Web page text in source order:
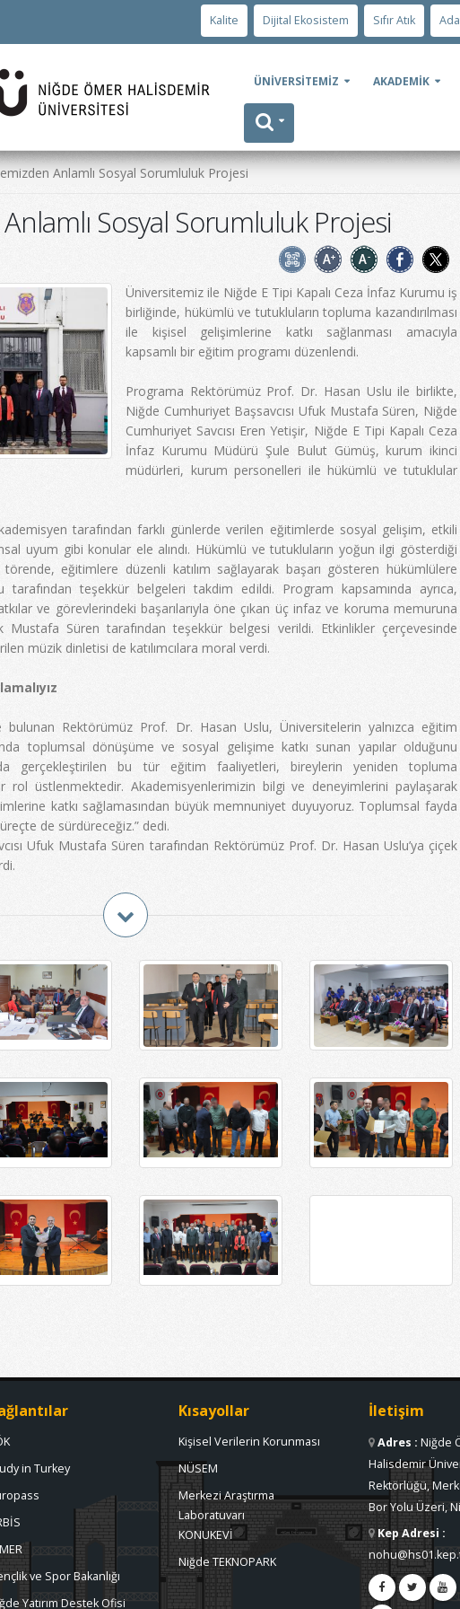
Kalite Dijital Ekosistem Sıfır Atık
ÜNİVERSİTEMİZ AKADEMİK
Anlamlı Sosyal Sorumluluk Projesi
Sosyal Sorumluluk Projesi
Üniversitemiz ile Niğde E Tipi Kapalı Ceza İnfaz Kurumu iş
birliğinde, hükümlü ve tutukluların topluma kazandırılması
ile kişisel gelişimlerine katkı sağlanması amacıyla
kapsamlı bir eğitim programı düzenlendi.
Programa Rektörümüz Prof. Dr. Hasan Uslu ile birlikte,
Niğde Cumhuriyet Başsavcısı Ufuk Mustafa Süren, Niğde
Cumhuriyet Savcısı Eren Yetişir, Niğde E Tipi Kapalı Ceza
İnfaz Kurumu Müdürü Şule Bulut Gümüş, kurum ikinci
müdürleri, kurum personelleri ile hükümlü ve tutuklular
tarafından farklı günlerde verilen eğitimlerde sosyal gelişim, etkili
uyum gibi konular ele alındı. Hükümlü ve tutukluların yoğun ilgi gösterdiği
törende, eğitimlere düzenli katılım sağlayarak başarı gösteren hükümlülere
teşekkür belgeleri takdim edildi. Program kapsamında ayrıca,
ve görevlerindeki başarılarıyla öne çıkan üç infaz ve koruma memuruna
Mustafa Süren tarafından teşekkür belgesi verildi. Etkinlikler çerçevesinde
müzik dinletisi de katılımcılara moral verdi.
bulunan Rektörümüz Prof. Dr. Hasan Uslu, Üniversitelerin yalnızca eğitim
toplumsal dönüşüme ve sosyal gelişime katkı sunan yapılar olduğunu
gerçekleştirilen bu tür eğitim faaliyetleri, bireylerin yeniden topluma
rol üstlenmektedir. Akademisyenlerimizin bilgi ve deneyimlerini paylaşarak
katkı sağlamasından büyük memnuniyet duyuyoruz. Toplumsal fayda
de sürdüreceğiz.” dedi.
Ufuk Mustafa Süren tarafından Rektörümüz Prof. Dr. Hasan Uslu’ya çiçek
in Turkey
ve Spor Bakanlığı
Yatırım Destek Ofisi
Kısayollar
Kişisel Verilerin Korunması
NÜSEM
Merkezi Araştırma
Laboratuvarı
KONUKEVİ
Niğde TEKNOPARK
İletişim
Adres : Niğde
Halisdemir
Rektörlüğü,
Bor Yolu Üzeri,
Kep Adresi :